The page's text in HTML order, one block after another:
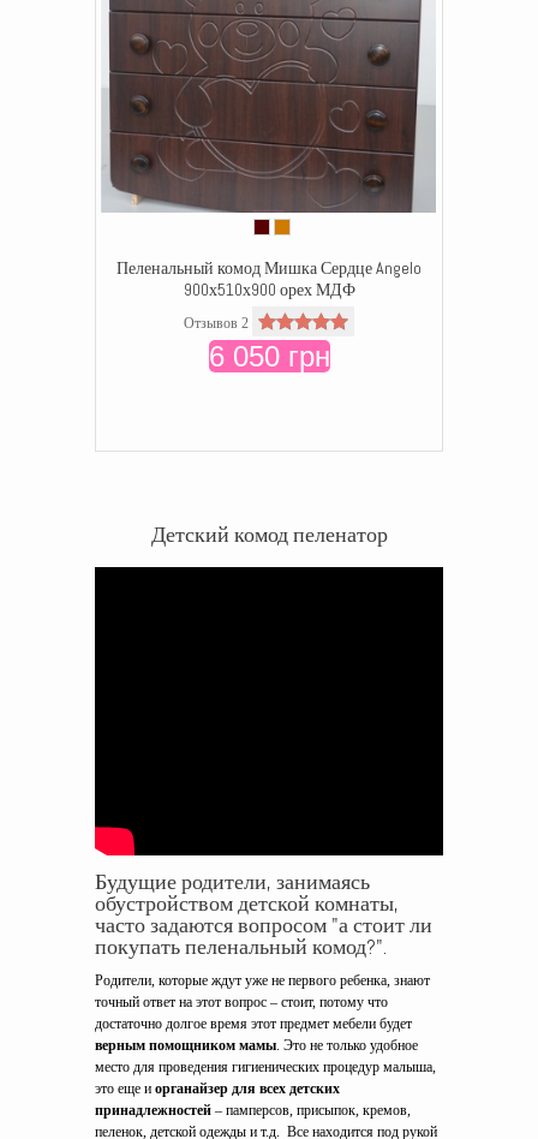
Пеленальный комод Мишка Сердце Angelo
900х510х900 орех МДФ
Отзывов 2
6 050 грн
Детский комод пеленатор
Будущие родители, занимаясь
обустройством детской комнаты,
часто задаются вопросом "а стоит ли
покупать пеленальный комод?".
Родители, которые ждут уже не первого ребенка, знают
точный ответ на этот вопрос – стоит, потому что
достаточно долгое время этот предмет мебели будет
верным помощником мамы. Это не только удобное
место для проведения гигиенических процедур малыша,
это еще и органайзер для всех детских
принадлежностей – памперсов, присыпок, кремов,
пеленок, детской одежды и т.д. Все находится под рукой